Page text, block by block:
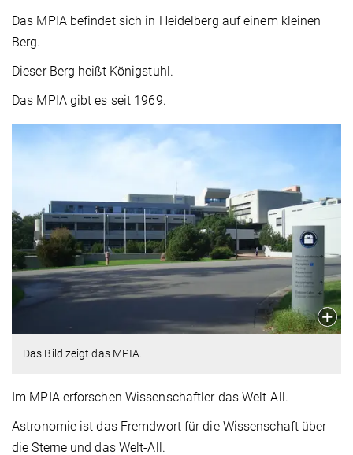
Das MPIA befindet sich in Heidelberg auf einem kleinen
Berg.
Dieser Berg heißt Königstuhl.
Das MPIA gibt es seit 1969.
Das Bild zeigt das MPIA.
Im MPIA erforschen Wissenschaftler das Welt-All.
Astronomie ist das Fremdwort für die Wissenschaft über
die Sterne und das Welt-All.